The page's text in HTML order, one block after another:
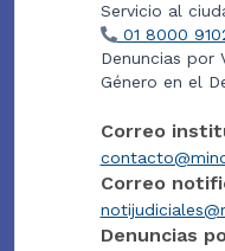
Servicio al
01 8000
Denuncias por
Género en el
Correo
Correo
Denuncias